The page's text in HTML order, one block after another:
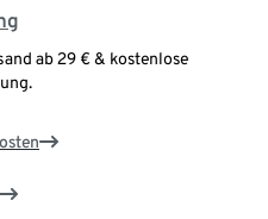
ab 29 € & kostenlose